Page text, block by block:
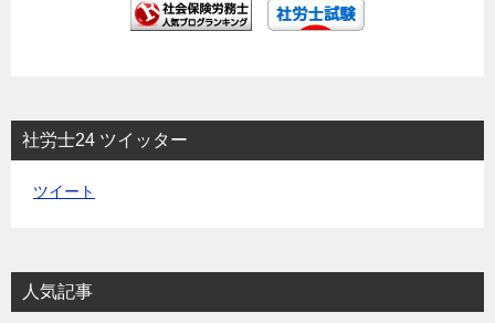
社労士24 ツイッター
ツイート
人気記事